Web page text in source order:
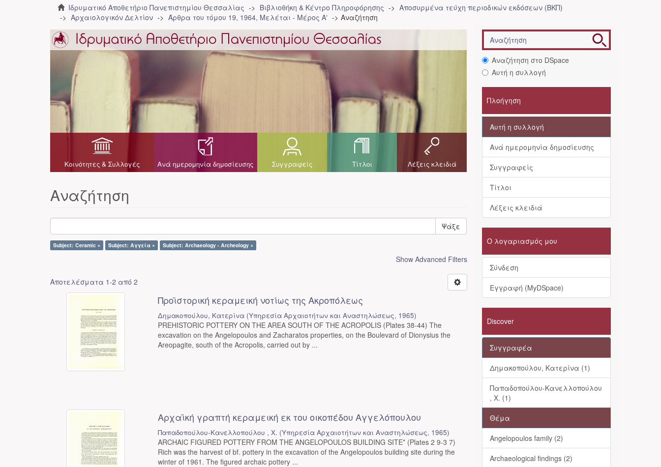
Ιδρυματικό Αποθετήριο Πανεπιστημίου Θεσσαλίας Βιβλιοθήκη & Κέντρο Πληροφόρησης
Αποσυρμένα τεύχη περιοδικών εκδόσεων (ΒΚΠ)
Αρχαιολογικόν Δελτίον
Άρθρα του τόμου 19, 1964, Μελέται - Μέρος Α' Αναζήτηση
Κοινότητες & Συλλογές Ανά ημερομηνία δημοσίευσης Συγγραφείς Τίτλοι Λέξεις κλειδιά
Αναζήτηση
Ψάξε
Subject: Ceramic × Subject: Αγγεία × Subject: Archaeology - Archeology ×
Show Advanced Filters
Αποτελέσματα 1-2 από 2
Προϊστορική κεραμεική νοτίως της Ακροπόλεως
Δημακοπούλου, Κατερίνα (Υπηρεσία Αρχαιοτήτων και Αναστηλώσεως, 1965)
PREHISTORIC POTTERY ON THE AREA SOUTH OF THE ACROPOLIS (Plates 38-44) The
excavation on the Angelopoulos and Zacharatos properties, on the Boulevard of Dionysius the
Areopagite, south of the Acropolis, carried out by ...
Αρχαϊκή γραπτή κεραμεική εκ του οικοπέδου Αγγελόπουλου
Παπαδοπούλου-Κανελλοπούλου , Χ. (Υπηρεσία Αρχαιοτήτων και Αναστηλώσεως, 1965)
ARCHAIC FIGURED POTTERY FROM THE ANGELOPOULOS BUILDING SITE* (Plates 2 9-3 7)
Rich was the harvest of bf. pottery in the excavation of the Angelopoulos building site during the
winter of 1961. The figured archaic pottery ...
Αναζήτηση στο DSpace
Αυτή η συλλογή
Πλοήγηση
Αυτή η συλλογή
Ανά ημερομηνία δημοσίευσης
Συγγραφείς
Τίτλοι
Λέξεις κλειδιά
Ο λογαριασμός μου
Σύνδεση
Εγγραφή (MyDSpace)
Discover
Συγγραφέα
Δημακοπούλου, Κατερίνα (1)
Παπαδοπούλου-Κανελλοπούλου
, Χ. (1)
Θέμα
Angelopoulos family (2)
Archaeological findings (2)